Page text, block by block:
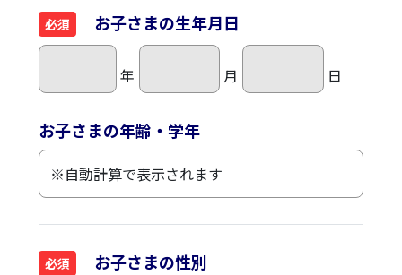
必須 お子さまの生年月日
年 月 日
お子さまの年齢・学年
必須 お子さまの性別